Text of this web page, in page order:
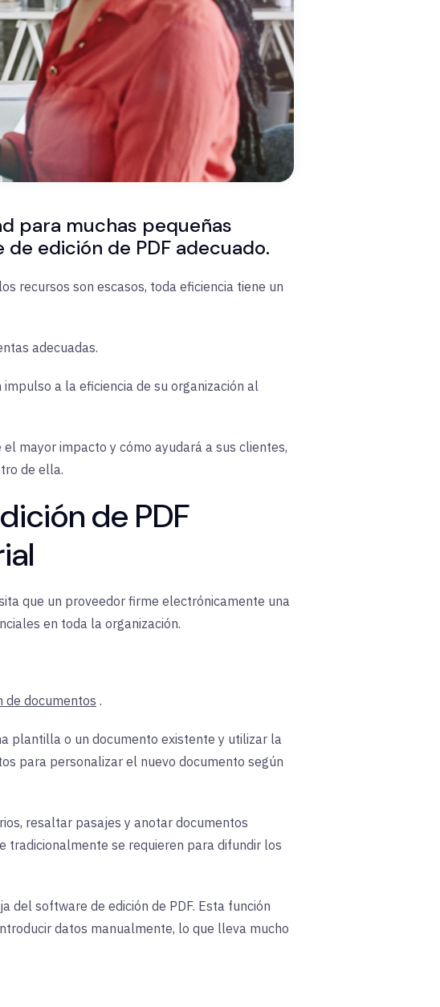
para muchas pequeñas
edición de PDF adecuado.
recursos son escasos, toda eficiencia tiene un
adecuadas.
a la eficiencia de su organización al
mayor impacto y cómo ayudará a sus clientes,
de ella.
de PDF
que un proveedor firme electrónicamente una
en toda la organización.
de documentos .
plantilla o un documento existente y utilizar la
para personalizar el nuevo documento según
resaltar pasajes y anotar documentos
tradicionalmente se requieren para difundir los
del software de edición de PDF. Esta función
datos manualmente, lo que lleva mucho